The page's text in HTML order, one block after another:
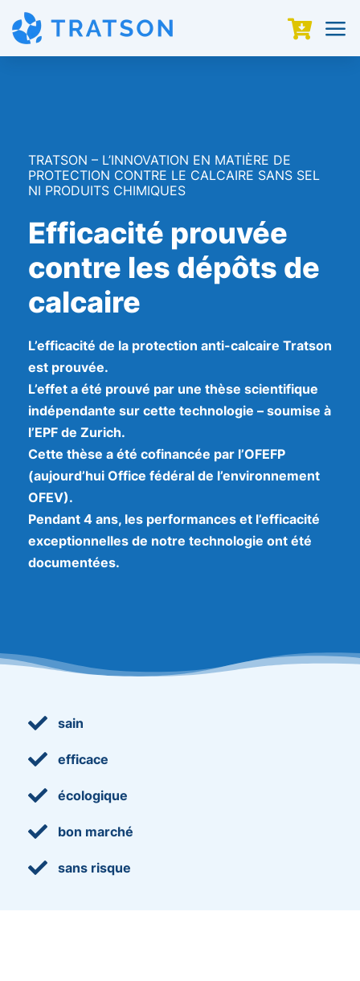
 a
TRATSON – L’INNOVATION EN MATIÈRE DE
PROTECTION CONTRE LE CALCAIRE SANS SEL
NI PRODUITS CHIMIQUES
Efficacité prouvée
contre les dépôts de
calcaire
L’efficacité de la protection anti-calcaire Tratson
est prouvée.
L’effet a été prouvé par une thèse scientifique
indépendante sur cette technologie – soumise à
l’EPF de Zurich.
Cette thèse a été cofinancée par l’OFEFP
(aujourd’hui Office fédéral de l’environnement
OFEV).
Pendant 4 ans, les performances et l’efficacité
exceptionnelles de notre technologie ont été
documentées.
 sain
 efficace
 écologique
 bon marché
 sans risque